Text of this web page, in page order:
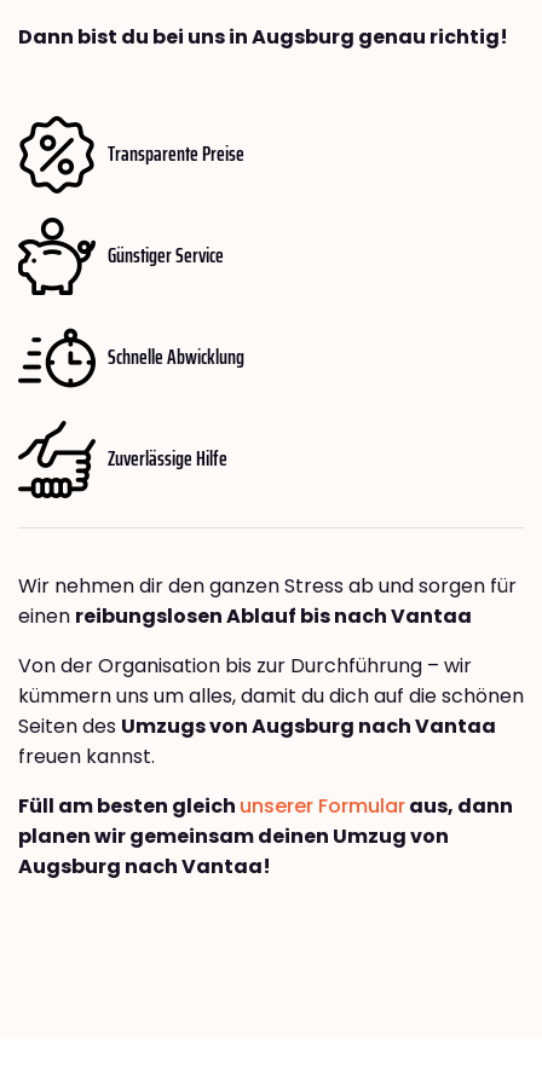
Dann bist du bei uns in Augsburg genau richtig!
Transparente Preise
Günstiger Service
Schnelle Abwicklung
Zuverlässige Hilfe
Wir nehmen dir den ganzen Stress ab und sorgen für
einen reibungslosen Ablauf bis nach Vantaa
Von der Organisation bis zur Durchführung – wir
kümmern uns um alles, damit du dich auf die schönen
Seiten des Umzugs von Augsburg nach Vantaa
freuen kannst.
Füll am besten gleich unserer Formularaus, dann
planen wir gemeinsam deinen Umzug von
Augsburg nach Vantaa!